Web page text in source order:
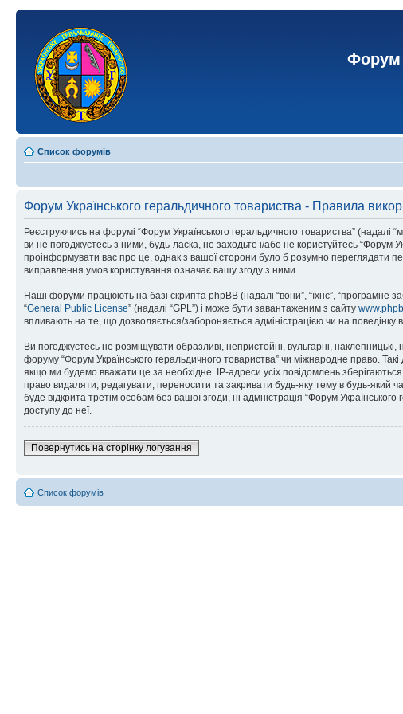
Форум
Список форумів
Форум Українського геральдичного товариства - Правила
Реєструючись на форумі “Форум Українського геральдичного товариства”
ви не погоджуєтесь з ними, будь-ласка, не заходьте і/або не користуйтесь
проінформувати вас про це, однак з вашої сторони було б розумно переглядати
виправлення умов користування означає вашу згоду з ними.
Наші форуми працюють на базі скрипта phpBB (надалі “вони”, “їхнє”, “програмне
“General Public License” (надалі “GPL”) і може бути завантаженим з сайту
впливають на те, що дозволяється/забороняється адміністрацією чи на
Ви погоджуєтесь не розміщувати образливі, непристойні, вульгарні,
форуму “Форум Українського геральдичного товариства” чи міжнародне право.
якщо ми будемо вважати це за необхідне. IP-адреси усіх повідомлень
право видаляти, редагувати, переносити та закривати будь-яку тему в будь-який
буде відкрита третім особам без вашої згоди, ні адмністрація “Форум
доступу до неї.
Повернутись на сторінку логування
Список форумів